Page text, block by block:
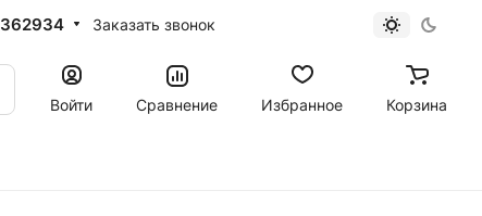
Заказать звонок
Войти
Сравнение Избранное Корзина